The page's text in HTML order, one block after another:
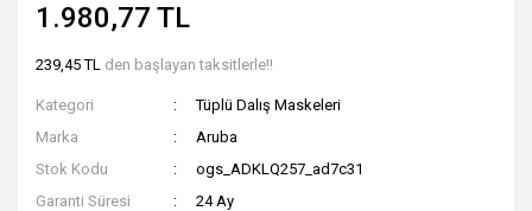
1.980,77 TL
239,45 TL den başlayan taksitlerle!!
Kategori
Tüplü Dalış Maskeleri
Marka
Aruba
Stok Kodu
ogs_ADKLQ257_ad7c31
Garanti Süresi
24 Ay